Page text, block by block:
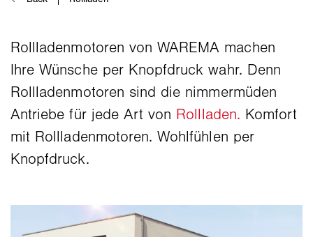
Rollladenmotoren von WAREMA machen
Ihre Wünsche per Knopfdruck wahr. Denn
Rollladenmotoren sind die nimmermüden
Antriebe für jede Art von Rollladen. Komfort
mit Rollladenmotoren. Wohlfühlen per
Knopfdruck.